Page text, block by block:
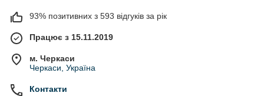
93% позитивних з 593 відгуків за рік
Працює з 15.11.2019
м. Черкаси
Черкаси, Україна
Контакти